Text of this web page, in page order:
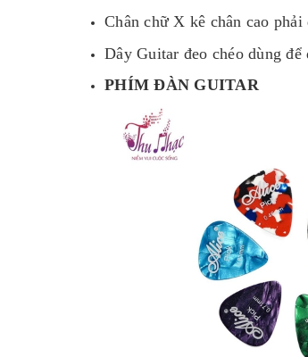
Chân chữ X kê chân cao
Dây Guitar đeo chéo dùng
PHÍM ĐÀN GUITAR